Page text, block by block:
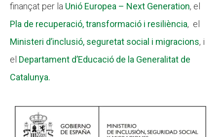
finançat per la Unió Europea – Next Generation, el
Pla de recuperació, transformació i resiliència, el
Ministeri d’inclusió, seguretat social i migracions, i
el Departament d’Educació de la Generalitat de
Catalunya.